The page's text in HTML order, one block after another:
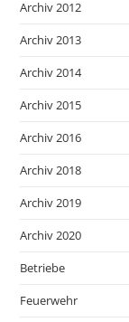
Archiv 2012
Archiv 2013
Archiv 2014
Archiv 2015
Archiv 2016
Archiv 2018
Archiv 2019
Archiv 2020
Betriebe
Feuerwehr